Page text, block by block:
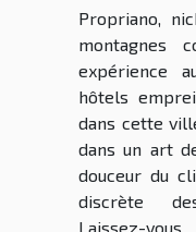
Propriano,
montagnes
expérience
hôtels
dans cette
dans un art
douceur du
discrète
Laissez-